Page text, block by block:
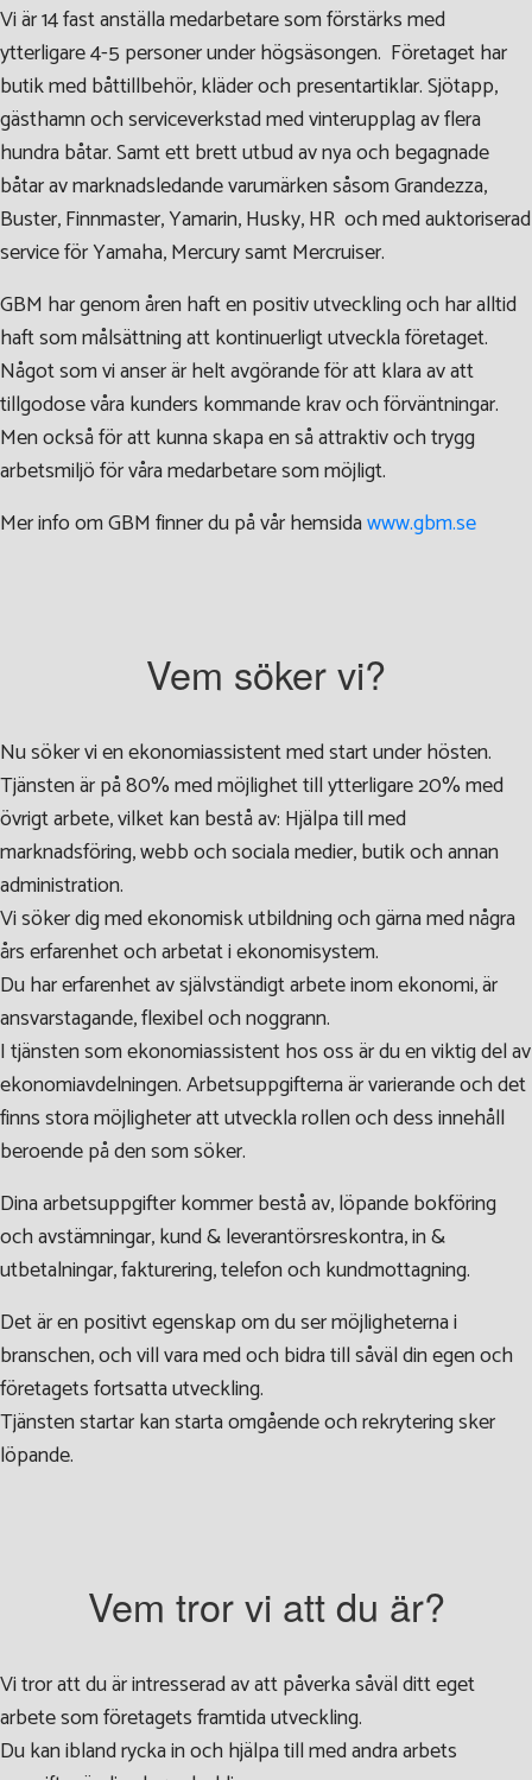
Vi är 14 fast anställa medarbetare som förstärks med
ytterligare 4-5 personer under högsäsongen. Företaget har
butik med båttillbehör, kläder och presentartiklar. Sjötapp,
gästhamn och serviceverkstad med vinterupplag av flera
hundra båtar. Samt ett brett utbud av nya och begagnade
båtar av marknadsledande varumärken såsom Grandezza,
Buster, Finnmaster, Yamarin, Husky, HR och med auktoriserad
service för Yamaha, Mercury samt Mercruiser.
GBM har genom åren haft en positiv utveckling och har alltid
haft som målsättning att kontinuerligt utveckla företaget.
Något som vi anser är helt avgörande för att klara av att
tillgodose våra kunders kommande krav och förväntningar.
Men också för att kunna skapa en så attraktiv och trygg
arbetsmiljö för våra medarbetare som möjligt.
Mer info om GBM finner du på vår hemsidawww.gbm.se
Vem söker vi?
Nu söker vi en ekonomiassistent med start under hösten.
Tjänsten är på 80% med möjlighet till ytterligare 20% med
övrigt arbete, vilket kan bestå av: Hjälpa till med
marknadsföring, webb och sociala medier, butik och annan
administration.
Vi söker dig med ekonomisk utbildning och gärna med några
års erfarenhet och arbetat i ekonomisystem.
Du har erfarenhet av självständigt arbete inom ekonomi, är
ansvarstagande, flexibel och noggrann.
I tjänsten som ekonomiassistent hos oss är du en viktig del av
ekonomiavdelningen. Arbetsuppgifterna är varierande och det
finns stora möjligheter att utveckla rollen och dess innehåll
beroende på den som söker.
Dina arbetsuppgifter kommer bestå av, löpande bokföring
och avstämningar, kund & leverantörsreskontra, in &
utbetalningar, fakturering, telefon och kundmottagning.
Det är en positivt egenskap om du ser möjligheterna i
branschen, och vill vara med och bidra till såväl din egen och
företagets fortsatta utveckling.
Tjänsten startar kan starta omgående och rekrytering sker
löpande.
Vem tror vi att du är?
Vi tror att du är intresserad av att påverka såväl ditt eget
arbete som företagets framtida utveckling.
Du kan ibland rycka in och hjälpa till med andra arbets